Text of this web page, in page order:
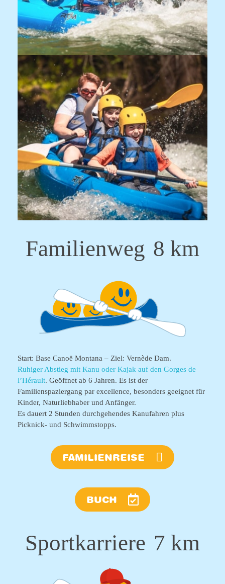
Familienweg 8 km
Start: Base Canoë Montana – Ziel: Vernède Dam.
Ruhiger Abstieg mit Kanu oder Kajak auf den Gorges de
l’Hérault. Geöffnet ab 6 Jahren. Es ist der
Familienspaziergang par excellence, besonders geeignet für
Kinder, Naturliebhaber und Anfänger.
Es dauert 2 Stunden durchgehendes Kanufahren plus
Picknick- und Schwimmstopps.
FAMILIENREISE
BUCH
Sportkarriere 7 km